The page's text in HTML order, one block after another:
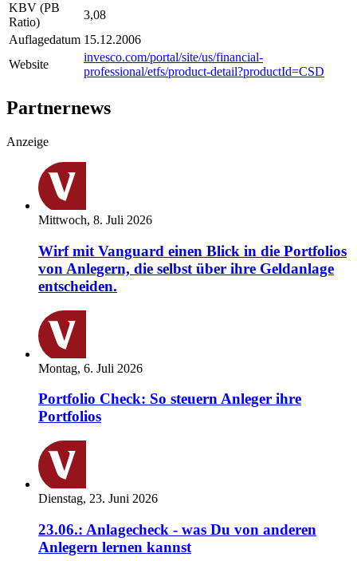
KBV (PB
Ratio)
3,08
Auflagedatum 15.12.2006
Website
invesco.com/portal/site/us/financial-
professional/etfs/product-detail?productId=CSD
Partnernews
Anzeige
Mittwoch, 8. Juli 2026
Wirf mit Vanguard einen Blick in die Portfolios
von Anlegern, die selbst über ihre Geldanlage
entscheiden.
Montag, 6. Juli 2026
Portfolio Check: So steuern Anleger ihre
Portfolios
Dienstag, 23. Juni 2026
23.06.: Anlagecheck - was Du von anderen
Anlegern lernen kannst